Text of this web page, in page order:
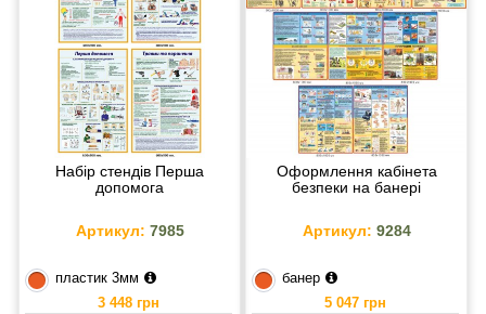
Набір стендів Перша
допомога
Артикул: 7985
пластик 3мм
3 448 грн
Оформлення кабінета
безпеки на банері
Артикул: 9284
банер
5 047 грн